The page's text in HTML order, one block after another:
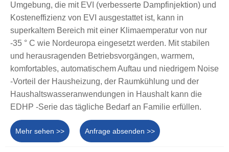
Umgebung, die mit EVI (verbesserte Dampfinjektion) und
Kosteneffizienz von EVI ausgestattet ist, kann in
superkaltem Bereich mit einer Klimaemperatur von nur
-35 ° C wie Nordeuropa eingesetzt werden. Mit stabilen
und herausragenden Betriebsvorgängen, warmem,
komfortables, automatischem Auftau und niedrigem Noise
-Vorteil der Hausheizung, der Raumkühlung und der
Haushaltswasseranwendungen in Haushalt kann die
EDHP -Serie das tägliche Bedarf an Familie erfüllen.
Mehr sehen >> Anfrage absenden >>